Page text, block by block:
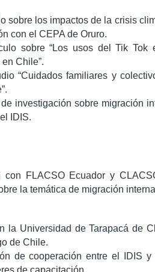
sobre los impactos de la crisis
con el CEPA de Oruro.
sobre “Los usos del Tik
Chile”.
“Cuidados familiares y
investigación sobre migración
IDIS.
con FLACSO Ecuador y
la temática de migración
la Universidad de Tarapacá de
de Chile.
de cooperación entre el IDIS
de capacitación.